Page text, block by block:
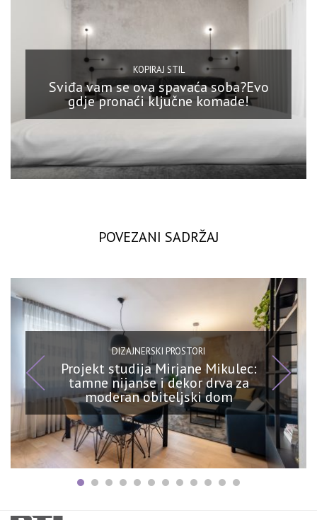
KOPIRAJ STIL
Sviđa vam se ova spavaća soba?Evo
gdje pronaći ključne komade!
POVEZANI SADRŽAJ
DIZAJNERSKI PROSTORI
Projekt studija Mirjane Mikulec:
tamne nijanse i dekor drva za
moderan obiteljski dom